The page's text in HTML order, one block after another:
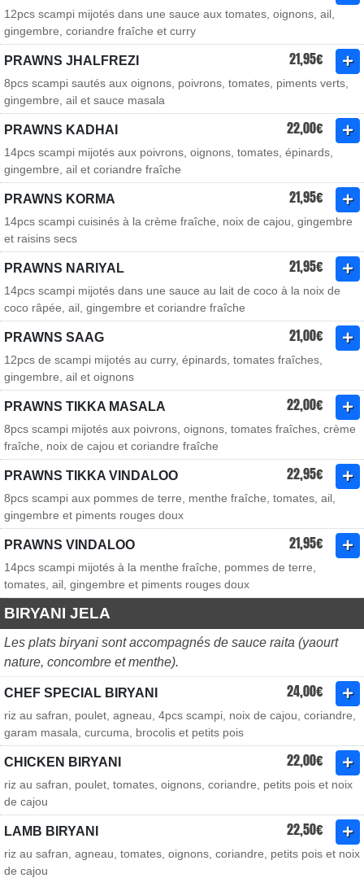
12pcs scampi mijotés dans une sauce aux tomates, oignons, ail,
gingembre, coriandre fraîche et curry
PRAWNS JHALFREZI 21,95€
8pcs scampi sautés aux oignons, poivrons, tomates, piments verts,
gingembre, ail et sauce masala
PRAWNS KADHAI 22,00€
14pcs scampi mijotés aux poivrons, oignons, tomates, épinards,
gingembre, ail et coriandre fraîche
PRAWNS KORMA 21,95€
14pcs scampi cuisinés à la crème fraîche, noix de cajou, gingembre
et raisins secs
PRAWNS NARIYAL 21,95€
14pcs scampi mijotés dans une sauce au lait de coco à la noix de
coco râpée, ail, gingembre et coriandre fraîche
PRAWNS SAAG 21,00€
12pcs de scampi mijotés au curry, épinards, tomates fraîches,
gingembre, ail et oignons
PRAWNS TIKKA MASALA 22,00€
8pcs scampi mijotés aux poivrons, oignons, tomates fraîches, crème
fraîche, noix de cajou et coriandre fraîche
PRAWNS TIKKA VINDALOO 22,95€
8pcs scampi aux pommes de terre, menthe fraîche, tomates, ail,
gingembre et piments rouges doux
PRAWNS VINDALOO 21,95€
14pcs scampi mijotés à la menthe fraîche, pommes de terre,
tomates, ail, gingembre et piments rouges doux
BIRYANI JELA
Les plats biryani sont accompagnés de sauce raita (yaourt
nature, concombre et menthe).
CHEF SPECIAL BIRYANI 24,00€
riz au safran, poulet, agneau, 4pcs scampi, noix de cajou, coriandre,
garam masala, curcuma, brocolis et petits pois
CHICKEN BIRYANI 22,00€
riz au safran, poulet, tomates, oignons, coriandre, petits pois et noix
de cajou
LAMB BIRYANI 22,50€
riz au safran, agneau, tomates, oignons, coriandre, petits pois et noix
de cajou